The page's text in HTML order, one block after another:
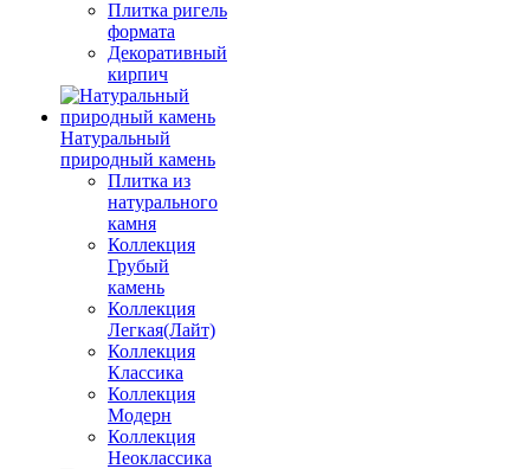
Плитка ригель
формата
Декоративный
кирпич
Натуральный
природный камень
Плитка из
натурального
камня
Коллекция
Грубый
камень
Коллекция
Легкая(Лайт)
Коллекция
Классика
Коллекция
Модерн
Коллекция
Неоклассика